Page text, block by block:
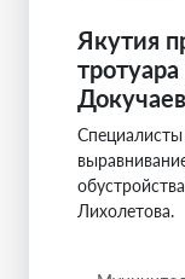
Якутия
Лихолетова.